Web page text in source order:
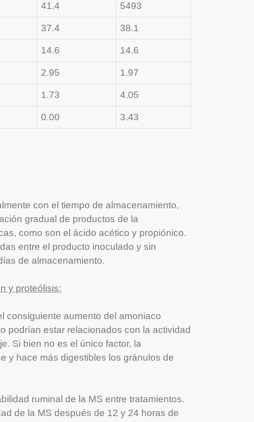
41.4 5493
37.4 38.1
14.6 14.6
2.95 1.97
1.73 4.05
0.00 3.43
con el tiempo de almacenamiento,
gradual de productos de la
como son el ácido acético y propiónico.
entre el producto inoculado y sin
de almacenamiento.
y proteólisis:
consiguiente aumento del amoniaco
podrían estar relacionados con la actividad
Si bien no es el único factor, la
y hace más digestibles los gránulos de
ruminal de la MS entre tratamientos.
de la MS después de 12 y 24 horas de